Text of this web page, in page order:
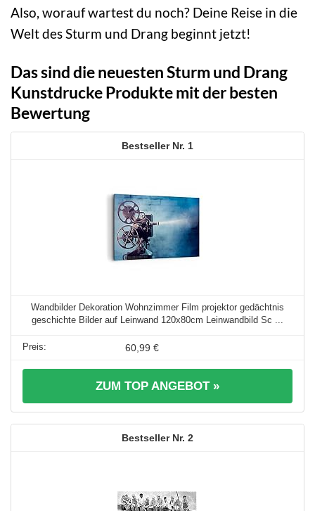
Also, worauf wartest du noch? Deine Reise in die
Welt des Sturm und Drang beginnt jetzt!
Das sind die neuesten Sturm und Drang
Kunstdrucke Produkte mit der besten
Bewertung
1
Wandbilder Dekoration Wohnzimmer Film projektor gedächtnis
geschichte Bilder auf Leinwand 120x80cm Leinwandbild Sc ...
60,99 €
ZUM TOP ANGEBOT »
2